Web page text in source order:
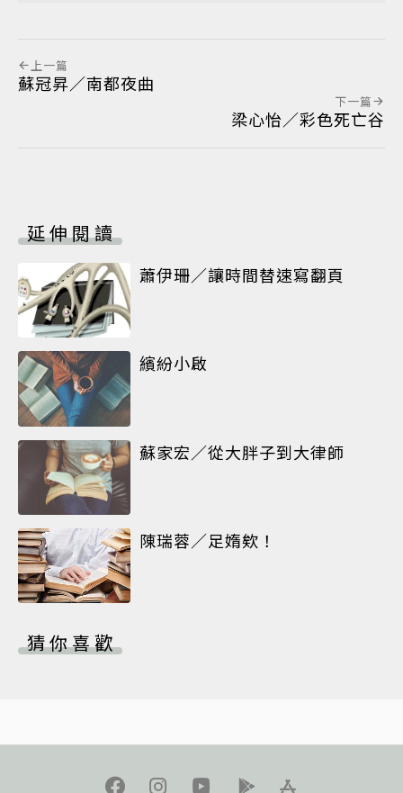
上一篇
蘇冠昇／南都夜曲
下一篇
梁心怡／彩色死亡谷
延伸閱讀
蕭伊珊／讓時間替速寫翻頁
繽紛小啟
蘇家宏／從大胖子到大律師
陳瑞蓉／足媠欸！
猜你喜歡